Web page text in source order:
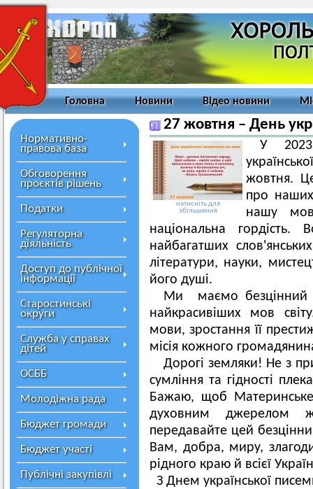
Головна Новини Відео новини
Нормативно-
правова база
Обговорення
проєктів рішень
Податки
Регуляторна
діяльність
Доступ до публічної
інформації
Старостинські
округи
Служба у справах
дітей
ОСББ
Молодіжна рада
Бюджет громади
Бюджет участі
Публічні закупівлі
27 жовтня – День
натисніть для
збільшення
У
жовтня.
про наших
нашу
національна
найбагатших
літератури, науки,
його душі.
Ми маємо безцінний
найкрасивіших мов
мови, зростання її
місія кожного
Дорогі земляки! Не з
сумління та гідності
Бажаю, щоб
духовним джерелом
передавайте цей
Вам, добра, миру, злагоди
рідного краю й всієї
З Днем української